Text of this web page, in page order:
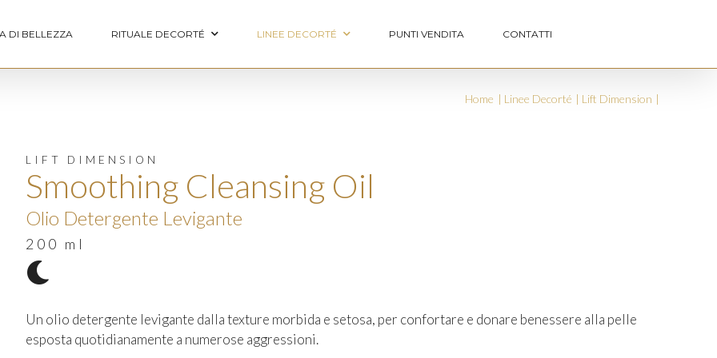
DI BELLEZZA RITUALE DECORTÉ LINEE DECORTÉ PUNTI VENDITA CONTATTI
Home Linee Decorté Lift Dimension
LIFT DIMENSION
Smoothing Cleansing Oil
Olio Detergente Levigante
200 ml
Un olio detergente levigante dalla texture morbida e setosa, per confortare e donare benessere alla pelle
esposta quotidianamente a numerose aggressioni.